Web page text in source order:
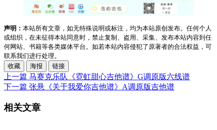
声明： 本站所有文章，如无特殊说明或标注，均为本站原创发布。任何个人
或组织，在未征得本站同意时，禁止复制、盗用、采集、发布本站内容到任
何网站、书籍等各类媒体平台。如若本站内容侵犯了原著者的合法权益，可
联系我们进行处理。
收藏
海报 链接
上一篇 马赛克乐队《霓虹甜心吉他谱》G调原版六线谱
下一篇 张悬《关于我爱你吉他谱》A调原版吉他谱
相关文章